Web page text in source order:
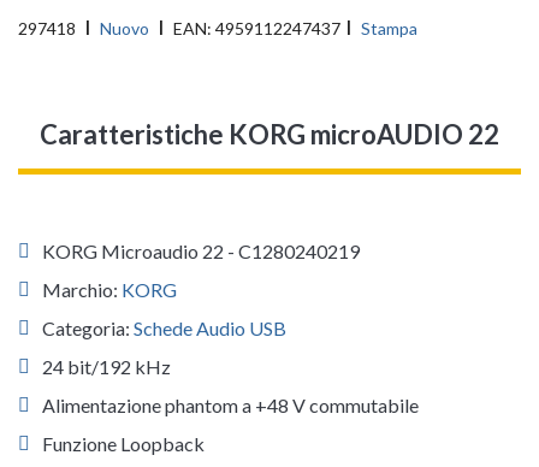
297418 Nuovo EAN: 4959112247437 Stampa
Caratteristiche KORG microAUDIO 22
KORG Microaudio 22 - C1280240219
Marchio: KORG
Categoria: Schede Audio USB
24 bit/192 kHz
Alimentazione phantom a +48 V commutabile
Funzione Loopback